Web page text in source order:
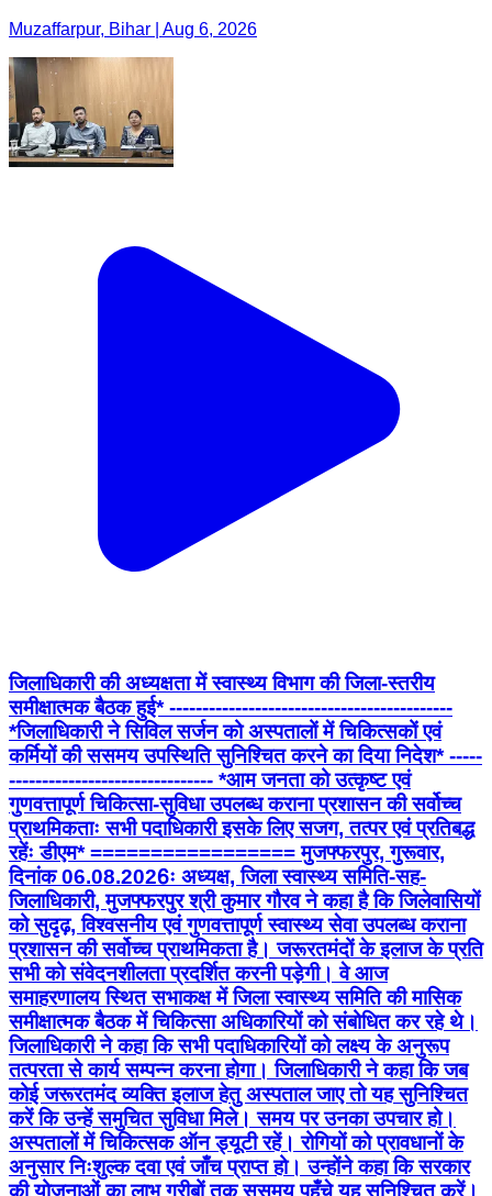
Muzaffarpur, Bihar | Aug 6, 2026
जिलाधिकारी की अध्यक्षता में स्वास्थ्य विभाग की जिला-स्तरीय
समीक्षात्मक बैठक हुई* -------------------------------------------
*जिलाधिकारी ने सिविल सर्जन को अस्पतालों में चिकित्सकों एवं
कर्मियों की ससमय उपस्थिति सुनिश्चित करने का दिया निदेश* -----
------------------------------- *आम जनता को उत्कृष्ट एवं
गुणवत्तापूर्ण चिकित्सा-सुविधा उपलब्ध कराना प्रशासन की सर्वोच्च
प्राथमिकताः सभी पदाधिकारी इसके लिए सजग, तत्पर एवं प्रतिबद्ध
रहेंः डीएम* ================= मुजफ्फरपुर, गुरूवार,
दिनांक 06.08.2026ः अध्यक्ष, जिला स्वास्थ्य समिति-सह-
जिलाधिकारी, मुजफ्फरपुर श्री कुमार गौरव ने कहा है कि जिलेवासियों
को सुदृढ़, विश्वसनीय एवं गुणवत्तापूर्ण स्वास्थ्य सेवा उपलब्ध कराना
प्रशासन की सर्वोच्च प्राथमिकता है। जरूरतमंदों के इलाज के प्रति
सभी को संवेदनशीलता प्रदर्शित करनी पड़ेगी। वे आज
समाहरणालय स्थित सभाकक्ष में जिला स्वास्थ्य समिति की मासिक
समीक्षात्मक बैठक में चिकित्सा अधिकारियों को संबोधित कर रहे थे।
जिलाधिकारी ने कहा कि सभी पदाधिकारियों को लक्ष्य के अनुरूप
तत्परता से कार्य सम्पन्न करना होगा। जिलाधिकारी ने कहा कि जब
कोई जरूरतमंद व्यक्ति इलाज हेतु अस्पताल जाए तो यह सुनिश्चित
करें कि उन्हें समुचित सुविधा मिले। समय पर उनका उपचार हो।
अस्पतालों में चिकित्सक ऑन ड्यूटी रहें। रोगियों को प्रावधानों के
अनुसार निःशुल्क दवा एवं जाँच प्राप्त हो। उन्होंने कहा कि सरकार
की योजनाओं का लाभ गरीबों तक ससमय पहुँचे यह सुनिश्चित करें।